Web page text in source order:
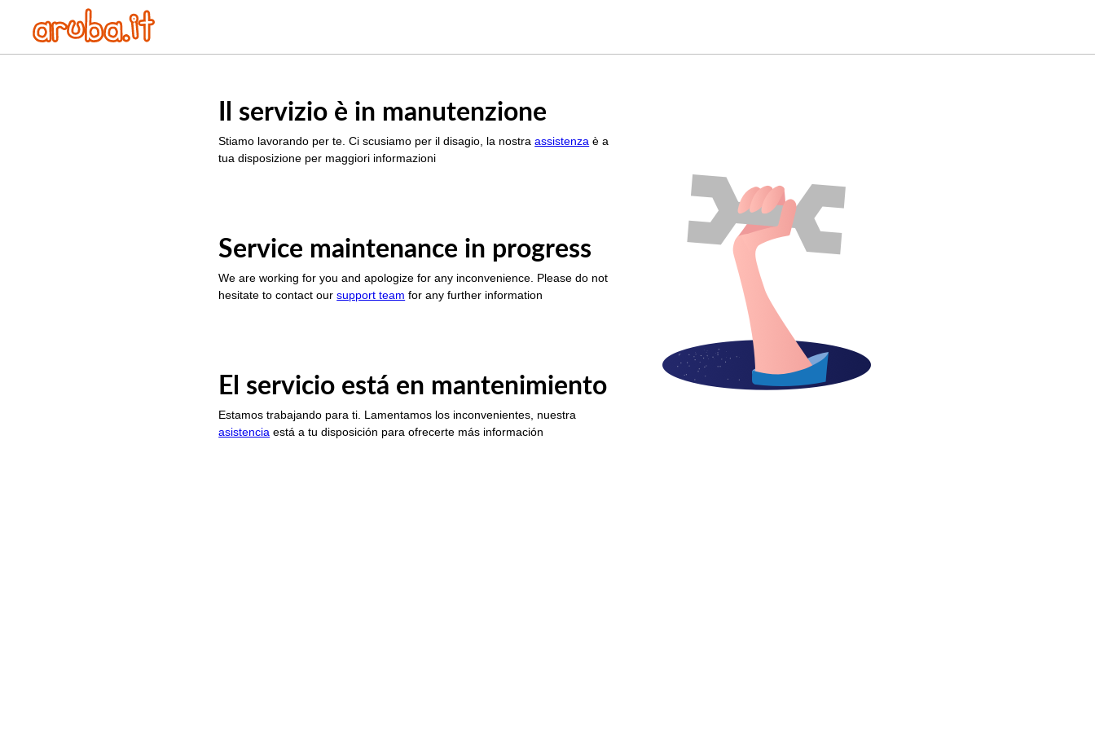
Il servizio è in manutenzione
Stiamo lavorando per te. Ci scusiamo per il disagio, la nostraassistenza è a
tua disposizione per maggiori informazioni
Service maintenance in progress
We are working for you and apologize for any inconvenience. Please do not
hesitate to contact oursupport team for any further information
El servicio está en mantenimiento
Estamos trabajando para ti. Lamentamos los inconvenientes, nuestra
asistencia está a tu disposición para ofrecerte más información